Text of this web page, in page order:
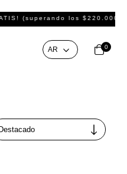
los $220.000 de
0